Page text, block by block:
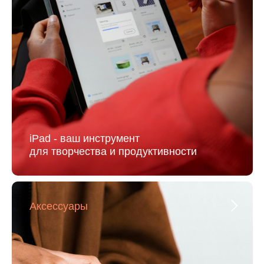
iPad - ваш инструмент
для творчества и продуктивности
Аксессуары